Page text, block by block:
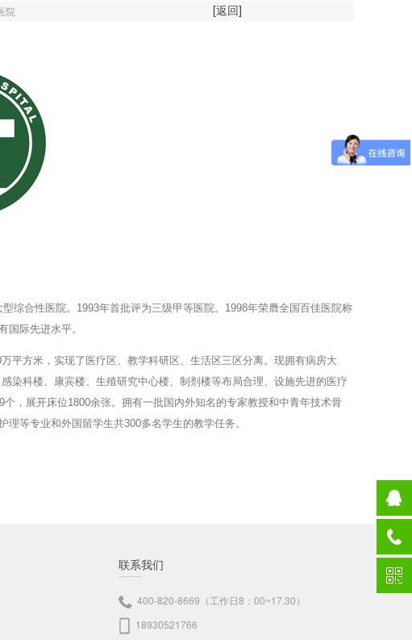
院 [返回]
综合性医院。1993年首批评为三级甲等医院。1998年荣膺全国百佳医院称
国际先进水平。
平方米，实现了医疗区、教学科研区、生活区三区分离。现拥有病房大
染科楼、康宾楼、生殖研究中心楼、制剂楼等布局合理、设施先进的医疗
，展开床位1800余张。拥有一批国内外知名的专家教授和中青年技术骨
等专业和外国留学生共300多名学生的教学任务。
联系我们
400-820-8669（工作日8：00~17.30）
18930521766